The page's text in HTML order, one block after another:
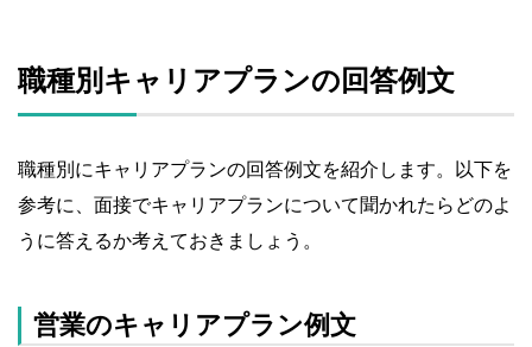
職種別キャリアプランの回答例文
職種別にキャリアプランの回答例文を紹介します。以下を
参考に、面接でキャリアプランについて聞かれたらどのよ
うに答えるか考えておきましょう。
営業のキャリアプラン例文